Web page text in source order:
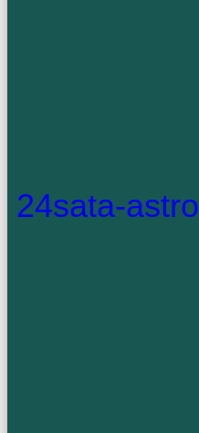
24sata-astro